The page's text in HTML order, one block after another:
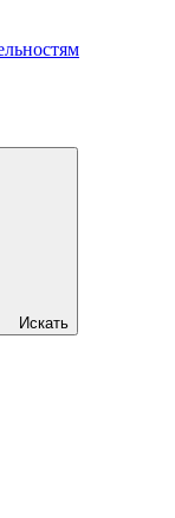
Искать